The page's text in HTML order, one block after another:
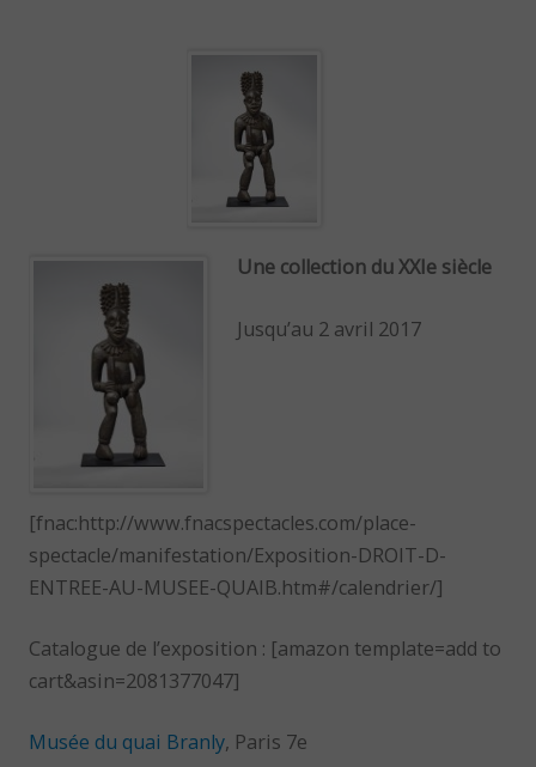
Une collection du XXIe siècle
Jusqu’au 2 avril 2017
[fnac:http://www.fnacspectacles.com/place-
spectacle/manifestation/Exposition-DROIT-D-
ENTREE-AU-MUSEE-QUAIB.htm#/calendrier/]
Catalogue de l’exposition : [amazon template=add to
cart&asin=2081377047]
Musée du quai Branly, Paris 7e